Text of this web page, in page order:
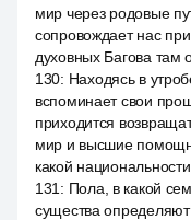
мир через родовые
сопровождает нас
духовных Багова там
130: Находясь в
вспоминает свои
приходится
мир и высшие
какой национальности.
131 : Пола, в какой
существа